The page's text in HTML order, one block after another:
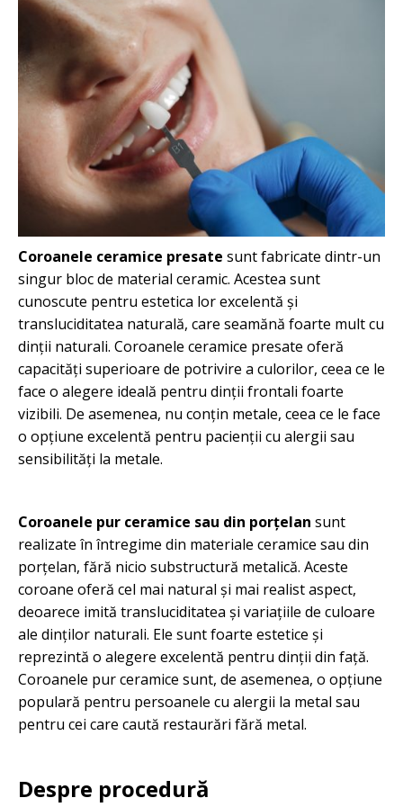
Coroanele ceramice presate sunt fabricate dintr-un
singur bloc de material ceramic. Acestea sunt
cunoscute pentru estetica lor excelentă și
transluciditatea naturală, care seamănă foarte mult cu
dinții naturali. Coroanele ceramice presate oferă
capacități superioare de potrivire a culorilor, ceea ce le
face o alegere ideală pentru dinții frontali foarte
vizibili. De asemenea, nu conțin metale, ceea ce le face
o opțiune excelentă pentru pacienții cu alergii sau
sensibilități la metale.
Coroanele pur ceramice sau din porțelan sunt
realizate în întregime din materiale ceramice sau din
porțelan, fără nicio substructură metalică. Aceste
coroane oferă cel mai natural și mai realist aspect,
deoarece imită transluciditatea și variațiile de culoare
ale dinților naturali. Ele sunt foarte estetice și
reprezintă o alegere excelentă pentru dinții din față.
Coroanele pur ceramice sunt, de asemenea, o opțiune
populară pentru persoanele cu alergii la metal sau
pentru cei care caută restaurări fără metal.
Despre procedură